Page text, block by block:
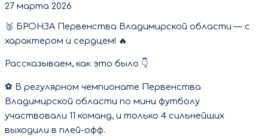
27 марта 2026
🥉 БРОНЗА Первенства Владимирской области — с
характером и сердцем! 🔥
Рассказываем, как это было 👇
⚽ В регулярном чемпионате Первенства
Владимирской области по мини футболу
участвовали 11 команд, и только 4 сильнейших
выходили в плей-офф.